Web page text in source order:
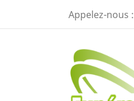
Appelez-nous :